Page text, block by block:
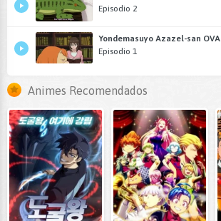
Episodio 2
Yondemasuyo Azazel-san OVA
Episodio 1
Animes Recomendados